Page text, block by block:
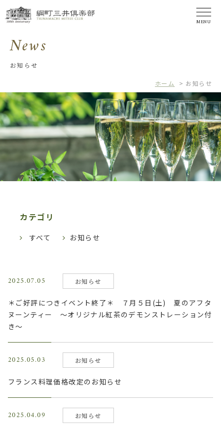
MENU
News
お知らせ
ホーム > お知らせ
カテゴリ
すべて お知らせ
2025.07.05 お知らせ
＊ご好評につきイベント終了＊ ７月５日(土) 夏のアフタ
ヌーンティー ～オリジナル紅茶のデモンストレーション付
き～
2025.05.03 お知らせ
フランス料理価格改定のお知らせ
2025.04.09 お知らせ